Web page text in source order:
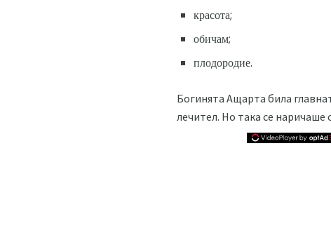
красота;
обичам;
плодородие.
Богинята Ащарта била
лечител. Но така се наричаше